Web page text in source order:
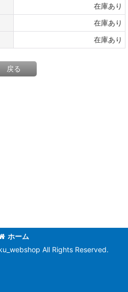
在庫あり
在庫あり
在庫あり
戻る
ホーム
All Rights Reserved.